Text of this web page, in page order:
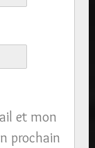
et mon
prochain